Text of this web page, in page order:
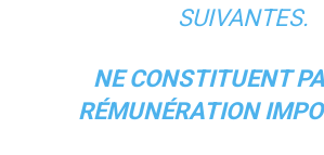
SUIVANTES.
NE CONSTITUENT
RÉMUNÉRATION